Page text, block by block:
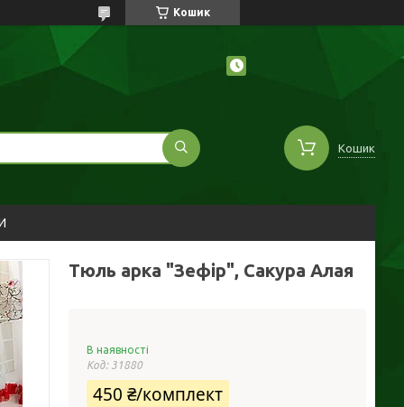
Кошик
Кошик
Тюль арка "Зефір", Сакура Алая
В наявності
Код: 31880
450 ₴/комплект